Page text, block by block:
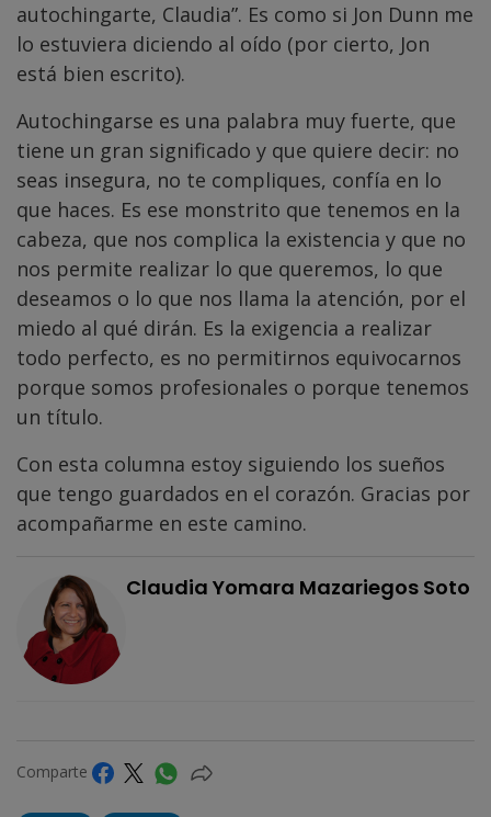
autochingarte, Claudia”. Es como si Jon Dunn me
lo estuviera diciendo al oído (por cierto, Jon
está bien escrito).
Autochingarse es una palabra muy fuerte, que
tiene un gran significado y que quiere decir: no
seas insegura, no te compliques, confía en lo
que haces. Es ese monstrito que tenemos en la
cabeza, que nos complica la existencia y que no
nos permite realizar lo que queremos, lo que
deseamos o lo que nos llama la atención, por el
miedo al qué dirán. Es la exigencia a realizar
todo perfecto, es no permitirnos equivocarnos
porque somos profesionales o porque tenemos
un título.
Con esta columna estoy siguiendo los sueños
que tengo guardados en el corazón. Gracias por
acompañarme en este camino.
Claudia Yomara Mazariegos Soto
Comparte